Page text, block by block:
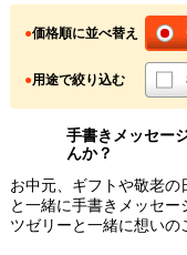
●価格順に並べ替え
●用途で絞り込む
手書きメッセー
んか？
お中元、ギフトや敬老
と一緒に手書きメッセ
ツゼリーと一緒に想いの